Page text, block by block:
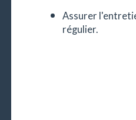
Assurer
régulier.